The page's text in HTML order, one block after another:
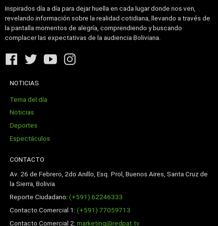
Inspirados día a día para dejar huella en cada lugar donde nos ven,
revelando información sobre la realidad cotidiana, llevando a través de
la pantalla momentos de alegría, comprendiendo y buscando
complacer las expectativas de la audiencia Boliviana.
NOTICIAS
Tema del día
Noticias
Deportes
Espectáculos
CONTACTO
Av. 26 de Febrero, 2do Anillo, Esq. Prol, Buenos Aires, Santa Cruz de
la Sierra, Bolivia
Reporte Ciudadano:(+591) 62246333
Contacto Comercial 1:(+591) 77059713
Contacto Comercial 2:marketing@redpat.tv